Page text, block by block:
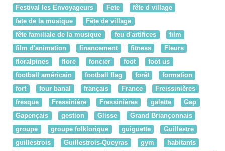
Festival les Envoyageurs
Fete
fête d village
fete de la musique
Fête de village
fête familiale de la musique
feu d'artifices
film
film d'animation
financement fitness
Fleurs
floralpines
flore foncier foot
foot us
football américain
football flag forêt
formation
fort
four banal français France
Freissinières
fresque
Fressinière Fressinières galette
Gap
Gapençais
gestion Glisse
Grand Briançonnais
groupe
groupe folklorique guiguette
Guillestre
guillestrois
Guillestrois-Queyras gym
habitants